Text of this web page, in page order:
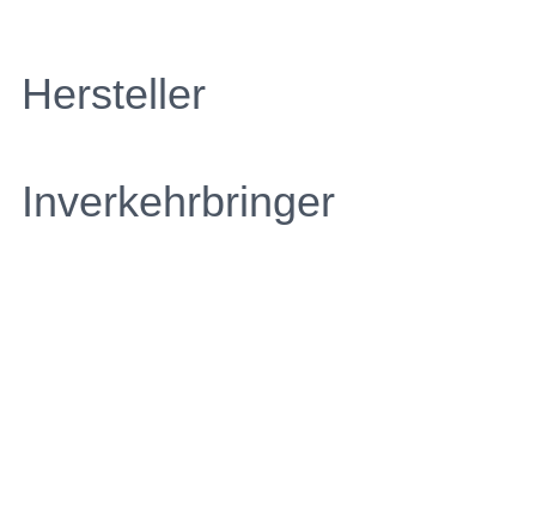
Hersteller
Inverkehrbringer